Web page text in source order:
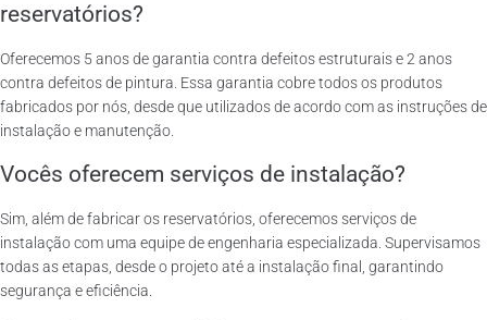
reservatórios?
Oferecemos 5 anos de garantia contra defeitos estruturais e 2 anos
contra defeitos de pintura. Essa garantia cobre todos os produtos
fabricados por nós, desde que utilizados de acordo com as instruções de
instalação e manutenção.
Vocês oferecem serviços de instalação?
Sim, além de fabricar os reservatórios, oferecemos serviços de
instalação com uma equipe de engenharia especializada. Supervisamos
todas as etapas, desde o projeto até a instalação final, garantindo
segurança e eficiência.